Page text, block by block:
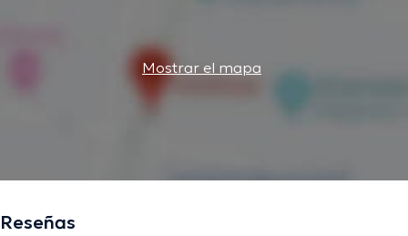
Mostrar el mapa
Reseñas